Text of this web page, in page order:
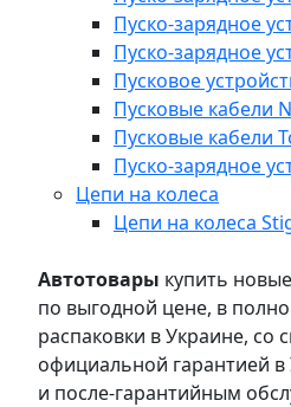
Пуско-зарядное
Пуско-зарядное
Пусковое
Пусковые кабели
Пусковые кабели
Пуско-зарядное
Цепи на колеса
Цепи на колеса
Автотовары купить
по выгодной цене, в
распаковки в Украине, со
официальной гарантией
и после-гарантийным